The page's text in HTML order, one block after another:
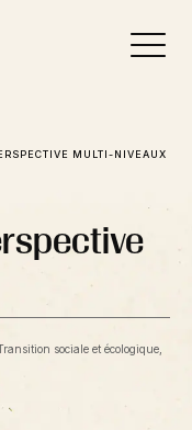
MULTI-NIVEAUX
sociale et écologique,